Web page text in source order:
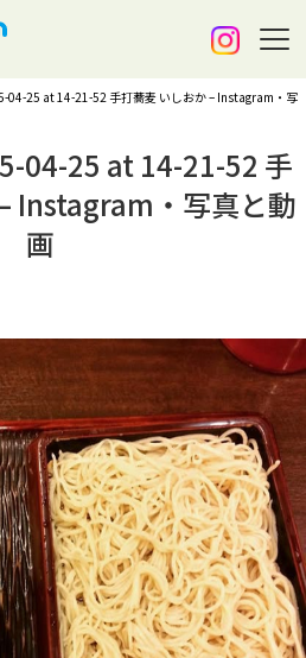
04-25 at 14-21-52 手打蕎麦 いしおか – Instagram・写
04-25 at 14-21-52 手
Instagram・写真と動
画